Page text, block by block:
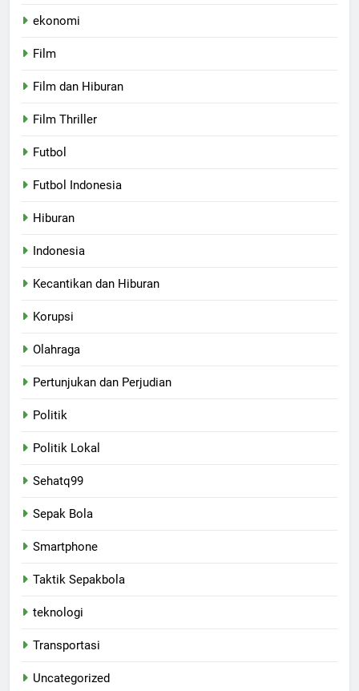
ekonomi
Film
Film dan Hiburan
Film Thriller
Futbol
Futbol Indonesia
Hiburan
Indonesia
Kecantikan dan Hiburan
Korupsi
Olahraga
Pertunjukan dan Perjudian
Politik
Politik Lokal
Sehatq99
Sepak Bola
Smartphone
Taktik Sepakbola
teknologi
Transportasi
Uncategorized